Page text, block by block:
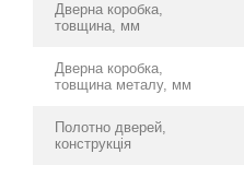
Дверна коробка,
товщина, мм
Дверна коробка,
товщина металу, мм
Полотно дверей,
конструкція